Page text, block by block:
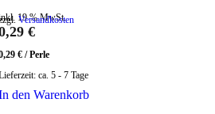
19 % MwSt.
Versandkosten
€
€ /Perle
ca. 5 - 7 Tage
den Warenkorb